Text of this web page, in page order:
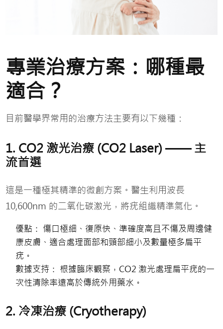
專業治療方案：哪種最
適合？
目前醫學界常用的治療方法主要有以下幾種：
1. CO2 激光治療 (CO2 Laser) —— 主
流首選
這是一種極其精準的微創方案。醫生利用波長
10,600nm 的二氧化碳激光，將疣組織精準氣化。
優點： 傷口極細、復原快、準確度高且不傷及周邊健
康皮膚、適合處理面部和頸部細小及數量極多扁平
疣。
數據支持： 根據臨床觀察，CO2 激光處理扁平疣的一
次性清除率遠高於傳統外用藥水。
2. 冷凍治療 (Cryotherapy)